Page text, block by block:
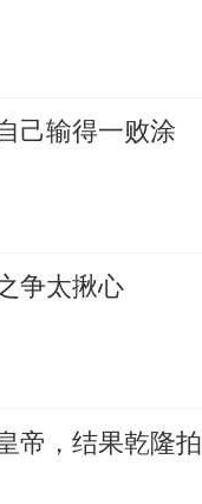
己输得一败涂
争太揪心
帝，结果乾隆拍